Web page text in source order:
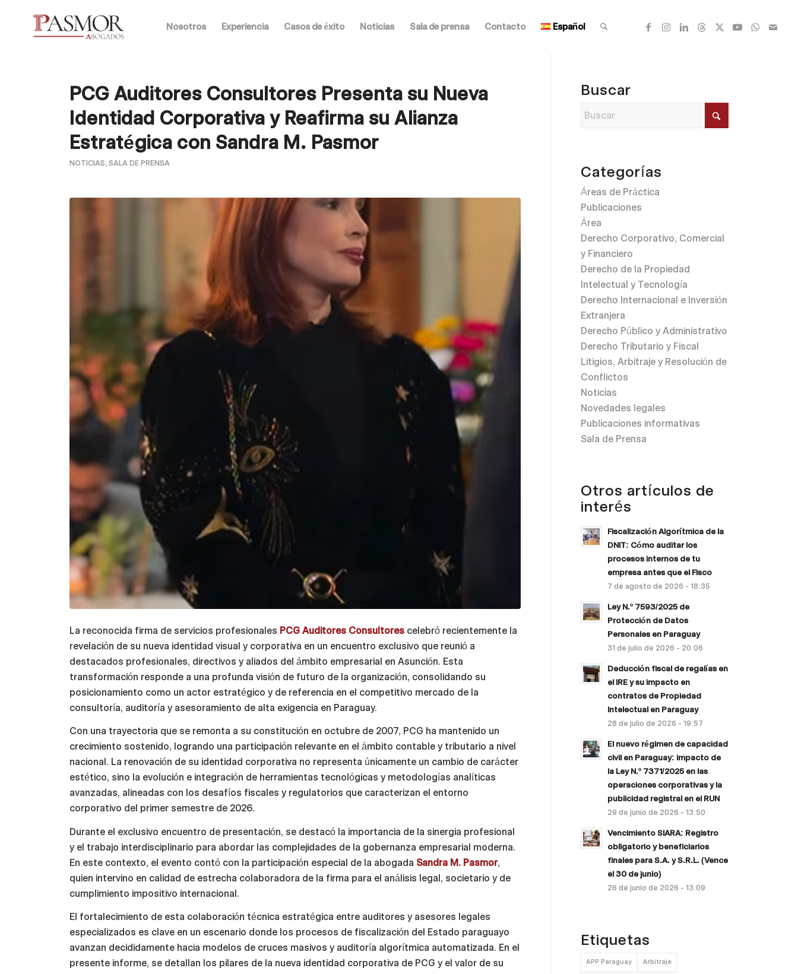
Nosotros Experiencia Casos de éxito Noticias Sala de prensa Contacto Español
PCG Auditores Consultores Presenta su Nueva
Identidad Corporativa y Reafirma su Alianza
Estratégica con Sandra M. Pasmor
NOTICIAS,SALA DE PRENSA
La reconocida firma de servicios profesionales PCG Auditores Consultores celebró recientemente la
revelación de su nueva identidad visual y corporativa en un encuentro exclusivo que reunió a
destacados profesionales, directivos y aliados del ámbito empresarial en Asunción. Esta
transformación responde a una profunda visión de futuro de la organización, consolidando su
posicionamiento como un actor estratégico y de referencia en el competitivo mercado de la
consultoría, auditoría y asesoramiento de alta exigencia en Paraguay.
Con una trayectoria que se remonta a su constitución en octubre de 2007, PCG ha mantenido un
crecimiento sostenido, logrando una participación relevante en el ámbito contable y tributario a nivel
nacional. La renovación de su identidad corporativa no representa únicamente un cambio de carácter
estético, sino la evolución e integración de herramientas tecnológicas y metodologías analíticas
avanzadas, alineadas con los desafíos fiscales y regulatorios que caracterizan el entorno
corporativo del primer semestre de 2026.
Durante el exclusivo encuentro de presentación, se destacó la importancia de la sinergia profesional
y el trabajo interdisciplinario para abordar las complejidades de la gobernanza empresarial moderna.
En este contexto, el evento contó con la participación especial de la abogada Sandra M. Pasmor,
quien intervino en calidad de estrecha colaboradora de la firma para el análisis legal, societario y de
cumplimiento impositivo internacional.
El fortalecimiento de esta colaboración técnica estratégica entre auditores y asesores legales
especializados es clave en un escenario donde los procesos de fiscalización del Estado paraguayo
avanzan decididamente hacia modelos de cruces masivos y auditoría algorítmica automatizada. En el
presente informe, se detallan los pilares de la nueva identidad corporativa de PCG y el valor de su
Buscar
Categorías
Áreas de Práctica
Publicaciones
Área
Derecho Corporativo, Comercial
y Financiero
Derecho de la Propiedad
Intelectual y Tecnología
Derecho Internacional e Inversión
Extranjera
Derecho Público y Administrativo
Derecho Tributario y Fiscal
Litigios, Arbitraje y Resolución de
Conflictos
Noticias
Novedades legales
Publicaciones informativas
Sala de Prensa
Otros artículos de
interés
Fiscalización Algorítmica de la
DNIT: Cómo auditar los
procesos internos de tu
empresa antes que el Fisco
7 de agosto de 2026 - 18:35
Ley N.º 7593/2025 de
Protección de Datos
Personales en Paraguay
31 de julio de 2026 - 20:06
Deducción fiscal de regalías en
el IRE y su impacto en
contratos de Propiedad
Intelectual en Paraguay
28 de julio de 2026 - 19:57
El nuevo régimen de capacidad
civil en Paraguay: impacto de
la Ley N.º 7371/2025 en las
operaciones corporativas y la
publicidad registral en el RUN
29 de junio de 2026 - 13:50
Vencimiento SIARA: Registro
obligatorio y beneficiarios
finales para S.A. y S.R.L. (Vence
el 30 de junio)
26 de junio de 2026 - 13:09
Etiquetas
APP Paraguay Arbitraje